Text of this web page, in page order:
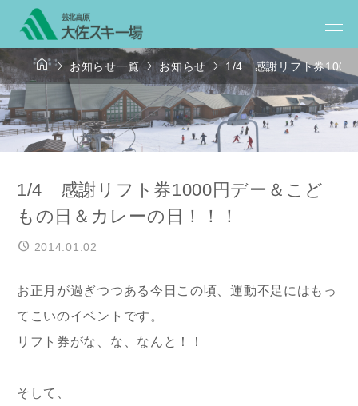
 お知らせ一覧お知らせ1/4 感謝リフト券1000
1/4 感謝リフト券1000円デー＆こど
もの日＆カレーの日！！！
2014.01.02
お正月が過ぎつつある今日この頃、運動不足にはもっ
てこいのイベントです。
リフト券がな、な、なんと！！
そして、